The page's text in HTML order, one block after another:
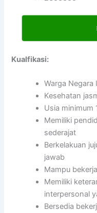
Kualfikasi:
Warga Negara
Kesehatan
Usia minimum
Memiliki
sederajat
Berkelakuan
jawab
Mampu
Memiliki
interpersonal
Bersedia